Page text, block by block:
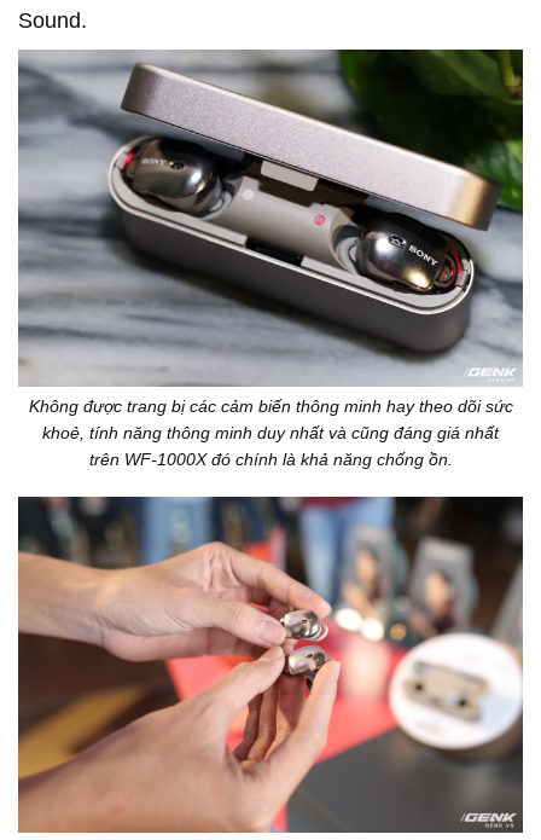
Sound.
Không được trang bị các cảm biến thông minh hay theo dõi sức
khoẻ, tính năng thông minh duy nhất và cũng đáng giá nhất
trên WF-1000X đó chính là khả năng chống ồn.